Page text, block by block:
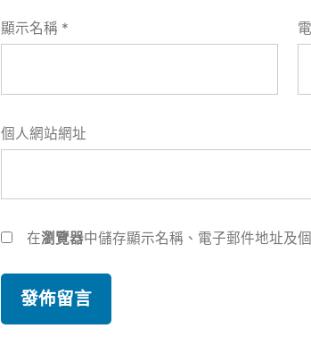
顯示名稱 *
個人網站網址
在瀏覽器中儲存顯示名稱、電子郵件地址及